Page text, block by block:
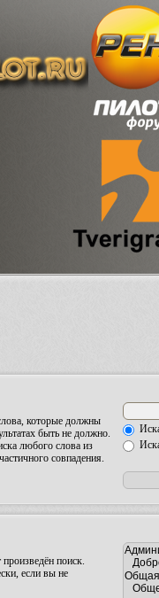
которые должны
быть не должно.
любого слова из
совпадения.
поиск.
если вы не